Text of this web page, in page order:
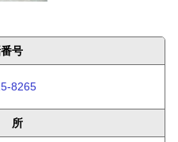
号
8265
所